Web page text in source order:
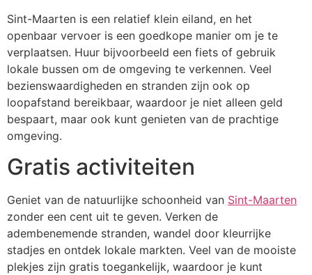
Sint-Maarten is een relatief klein eiland, en het
openbaar vervoer is een goedkope manier om je te
verplaatsen. Huur bijvoorbeeld een fiets of gebruik
lokale bussen om de omgeving te verkennen. Veel
bezienswaardigheden en stranden zijn ook op
loopafstand bereikbaar, waardoor je niet alleen geld
bespaart, maar ook kunt genieten van de prachtige
omgeving.
Gratis activiteiten
Geniet van de natuurlijke schoonheid van Sint-Maarten
zonder een cent uit te geven. Verken de
adembenemende stranden, wandel door kleurrijke
stadjes en ontdek lokale markten. Veel van de mooiste
plekjes zijn gratis toegankelijk, waardoor je kunt